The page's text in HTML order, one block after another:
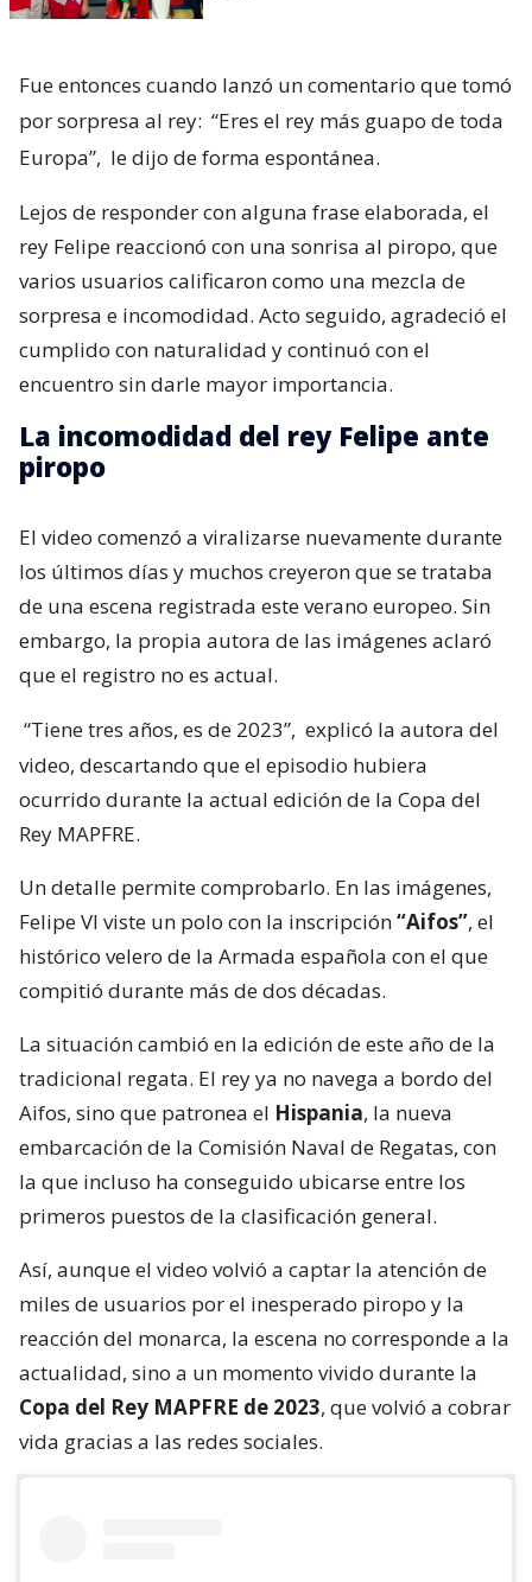
Fue entonces cuando lanzó un comentario que tomó
por sorpresa al rey: “Eres el rey más guapo de toda
Europa”, le dijo de forma espontánea.
Lejos de responder con alguna frase elaborada, el
rey Felipe reaccionó con una sonrisa al piropo, que
varios usuarios calificaron como una mezcla de
sorpresa e incomodidad. Acto seguido, agradeció el
cumplido con naturalidad y continuó con el
encuentro sin darle mayor importancia.
La incomodidad del rey Felipe ante
piropo
El video comenzó a viralizarse nuevamente durante
los últimos días y muchos creyeron que se trataba
de una escena registrada este verano europeo. Sin
embargo, la propia autora de las imágenes aclaró
que el registro no es actual.
“Tiene tres años, es de 2023”, explicó la autora del
video, descartando que el episodio hubiera
ocurrido durante la actual edición de la Copa del
Rey MAPFRE.
Un detalle permite comprobarlo. En las imágenes,
Felipe VI viste un polo con la inscripción“Aifos”, el
histórico velero de la Armada española con el que
compitió durante más de dos décadas.
La situación cambió en la edición de este año de la
tradicional regata. El rey ya no navega a bordo del
Aifos, sino que patronea el Hispania, la nueva
embarcación de la Comisión Naval de Regatas, con
la que incluso ha conseguido ubicarse entre los
primeros puestos de la clasificación general.
Así, aunque el video volvió a captar la atención de
miles de usuarios por el inesperado piropo y la
reacción del monarca, la escena no corresponde a la
actualidad, sino a un momento vivido durante la
Copa del Rey MAPFRE de 2023, que volvió a cobrar
vida gracias a las redes sociales.